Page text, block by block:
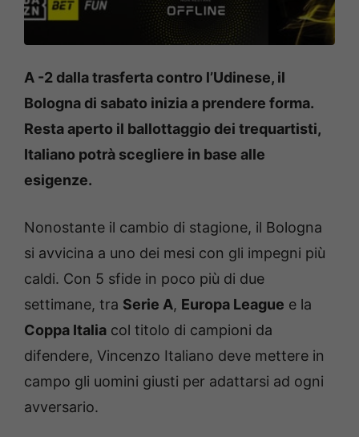
A -2 dalla trasferta contro l’Udinese, il
Bologna di sabato inizia a prendere forma.
Resta aperto il ballottaggio dei trequartisti,
Italiano potrà scegliere in base alle
esigenze.
Nonostante il cambio di stagione, il Bologna
si avvicina a uno dei mesi con gli impegni più
caldi. Con 5 sfide in poco più di due
settimane, tra Serie A, Europa League e la
Coppa Italia col titolo di campioni da
difendere, Vincenzo Italiano deve mettere in
campo gli uomini giusti per adattarsi ad ogni
avversario.